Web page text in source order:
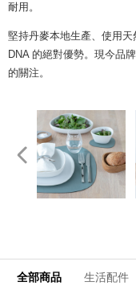
耐用。
堅持丹麥本地生產、使用
DNA 的絕對優勢。現今品
的關注。
全部商品 生活配件